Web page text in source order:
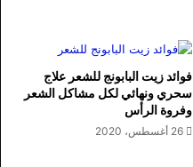
فوائد زيت البابونج للشعر علاج
سحري ونهائي لكل مشاكل الشعر
وفروة الرأس
26 أغسطس، 2020